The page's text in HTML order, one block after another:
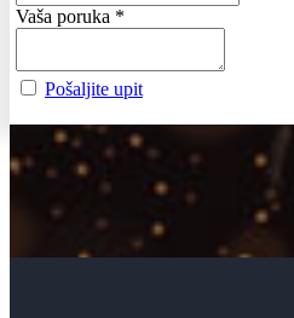
Vaša poruka *
Pošaljite upit